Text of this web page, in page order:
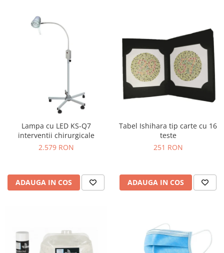
Lampa cu LED KS-Q7
interventii chirurgicale
2.579 RON
ADAUGA IN COS
Tabel Ishihara tip carte cu 16
teste
251 RON
ADAUGA IN COS